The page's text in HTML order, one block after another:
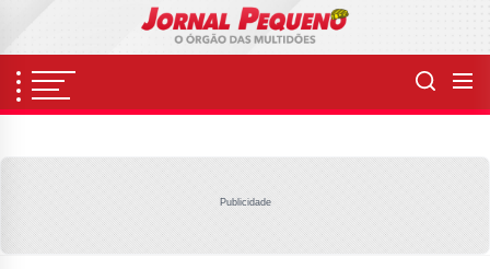
content
Publicidade